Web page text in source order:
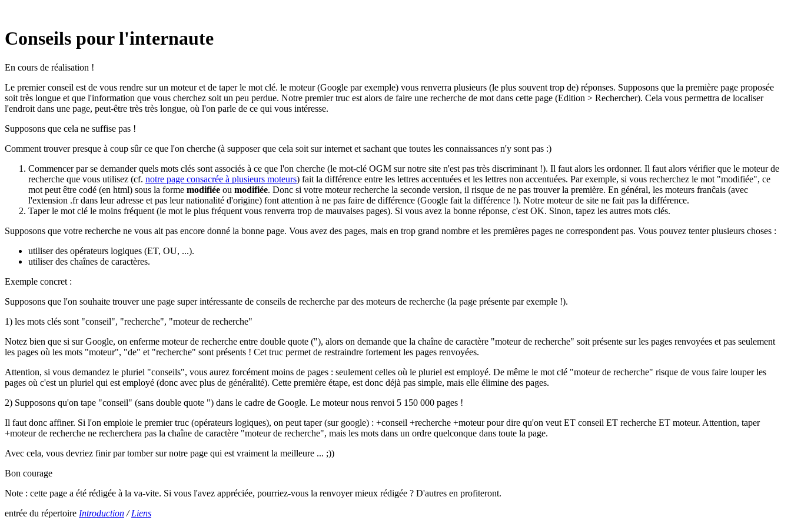
Conseils pour l'internaute
En cours de réalisation !
Le premier conseil est de vous rendre sur un moteur et de taper le mot clé. le moteur (Google par exemple) vous renverra plusieurs (le plus souvent trop de) réponses. Supposons que la première page proposée
soit très longue et que l'information que vous cherchez soit un peu perdue. Notre premier truc est alors de faire une recherche de mot dans cette page (Edition > Rechercher). Cela vous permettra de localiser
l'endroit dans une page, peut-être très très longue, où l'on parle de ce qui vous intéresse.
Supposons que cela ne suffise pas !
Comment trouver presque à coup sûr ce que l'on cherche (à supposer que cela soit sur internet et sachant que toutes les connaissances n'y sont pas :)
Commencer par se demander quels mots clés sont associés à ce que l'on cherche (le mot-clé OGM sur notre site n'est pas très discriminant !). Il faut alors les ordonner. Il faut alors vérifier que le moteur de
recherche que vous utilisez (cf. notre page consacrée à plusieurs moteurs) fait la différence entre les lettres accentuées et les lettres non accentuées. Par exemple, si vous recherchez le mot "modifiée", ce
mot peut être codé (en html) sous la forme modifiée ou modifiée. Donc si votre moteur recherche la seconde version, il risque de ne pas trouver la première. En général, les moteurs franĉais (avec
l'extension .fr dans leur adresse et pas leur nationalité d'origine) font attention à ne pas faire de différence (Google fait la différence !). Notre moteur de site ne fait pas la différence.
Taper le mot clé le moins fréquent (le mot le plus fréquent vous renverra trop de mauvaises pages). Si vous avez la bonne réponse, c'est OK. Sinon, tapez les autres mots clés.
Supposons que votre recherche ne vous ait pas encore donné la bonne page. Vous avez des pages, mais en trop grand nombre et les premières pages ne correspondent pas. Vous pouvez tenter plusieurs choses :
utiliser des opérateurs logiques (ET, OU, ...).
utiliser des chaînes de caractères.
Exemple concret :
Supposons que l'on souhaite trouver une page super intéressante de conseils de recherche par des moteurs de recherche (la page présente par exemple !).
1) les mots clés sont "conseil", "recherche", "moteur de recherche"
Notez bien que si sur Google, on enferme moteur de recherche entre double quote ("), alors on demande que la chaîne de caractère "moteur de recherche" soit présente sur les pages renvoyées et pas seulement
les pages où les mots "moteur", "de" et "recherche" sont présents ! Cet truc permet de restraindre fortement les pages renvoyées.
Attention, si vous demandez le pluriel "conseils", vous aurez forcément moins de pages : seulement celles où le pluriel est employé. De même le mot clé "moteur de recherche" risque de vous faire louper les
pages où c'est un pluriel qui est employé (donc avec plus de généralité). Cette première étape, est donc déjà pas simple, mais elle élimine des pages.
2) Supposons qu'on tape "conseil" (sans double quote ") dans le cadre de Google. Le moteur nous renvoi 5 150 000 pages !
Il faut donc affiner. Si l'on emploie le premier truc (opérateurs logiques), on peut taper (sur google) : +conseil +recherche +moteur pour dire qu'on veut ET conseil ET recherche ET moteur. Attention, taper
+moteur de recherche ne recherchera pas la chaîne de caractère "moteur de recherche", mais les mots dans un ordre quelconque dans toute la page.
Avec cela, vous devriez finir par tomber sur notre page qui est vraiment la meilleure ... ;))
Bon courage
Note : cette page a été rédigée à la va-vite. Si vous l'avez appréciée, pourriez-vous la renvoyer mieux rédigée ? D'autres en profiteront.
entrée du répertoire Introduction /Liens